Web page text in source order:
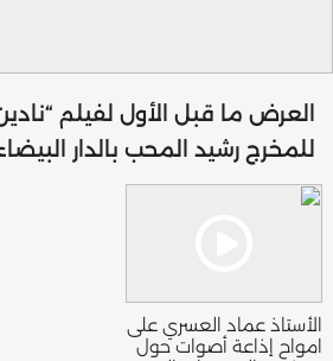
العرض ما قبل الأول لفيلم
للمخرج رشيد المحب بالدار
الأستاذ عماد العسري على
امواح إذاعة أصوات حول